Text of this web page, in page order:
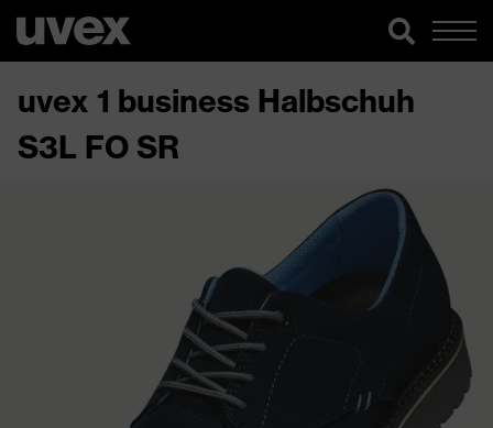
uvex 1 business Halbschuh
S3L FO SR